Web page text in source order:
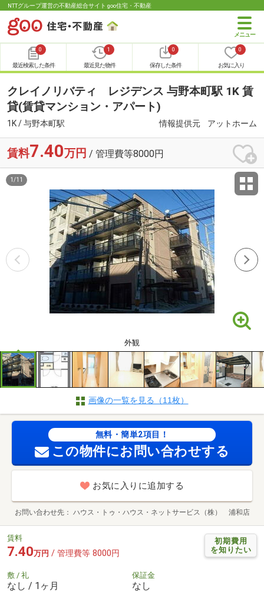
NTTグループ運営の不動産総合サイト goo住宅・不動産
0
最近検索した条件
1
最近見た物件
0
保存した条件
0
お気に入り
クレイノリバティ レジデンス 与野本町駅 1K 賃
貸(賃貸マンション・アパート)
1K / 与野本町駅 情報提供元 アットホーム
賃料7.40万円 / 管理費等8000円
外観
1 /11
画像の一覧を見る（11枚）
無料・簡単2項目！
この物件にお問い合わせする
お気に入りに追加する
お問い合わせ先 ハウス・トゥ・ハウス・ネットサービス（株） 浦和店
初期費用
を知りたい
賃料
7.40万円 / 管理費等 8000円
敷 / 礼
なし / 1ヶ月
保証金
なし